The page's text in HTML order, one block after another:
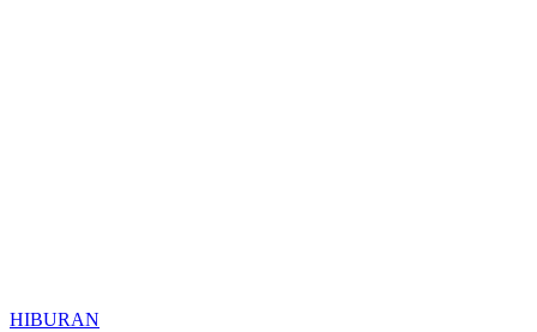
HIBURAN